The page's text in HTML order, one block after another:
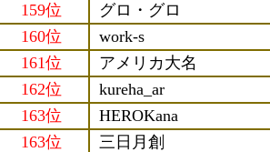
159位
グロ・グロ
160位
work-s
161位
アメリカ大名
162位
kureha_ar
163位
HEROKana
163位
三日月創